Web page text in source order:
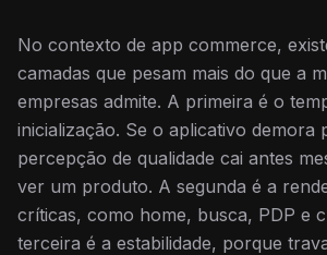
No contexto de app commerce,
camadas que pesam mais do que a
empresas admite. A primeira é o
inicialização. Se o aplicativo demora
percepção de qualidade cai antes
ver um produto. A segunda é a
críticas, como home, busca, PDP e
terceira é a estabilidade, porque